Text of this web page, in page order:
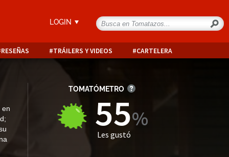
LOGIN
RESEÑAS TRÁILERS Y VIDEOS CARTELERA
en
TOMATÓMETRO
55
Les gustó